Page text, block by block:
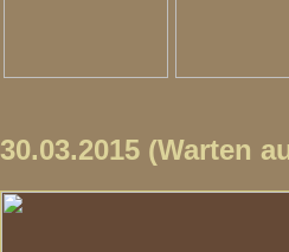
30.03.2015 (Warten